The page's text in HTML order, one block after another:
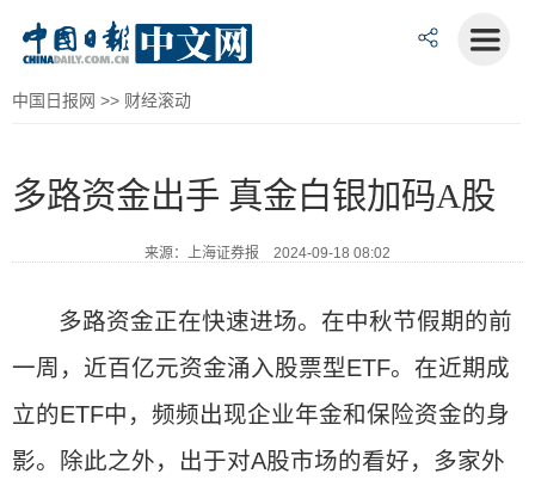
中国日报网 >> 财经滚动
多路资金出手 真金白银加码A股
来源：上海证券报 2024-09-18 08:02
多路资金正在快速进场。在中秋节假期的前
一周，近百亿元资金涌入股票型ETF。在近期成
立的ETF中，频频出现企业年金和保险资金的身
影。除此之外，出于对A股市场的看好，多家外